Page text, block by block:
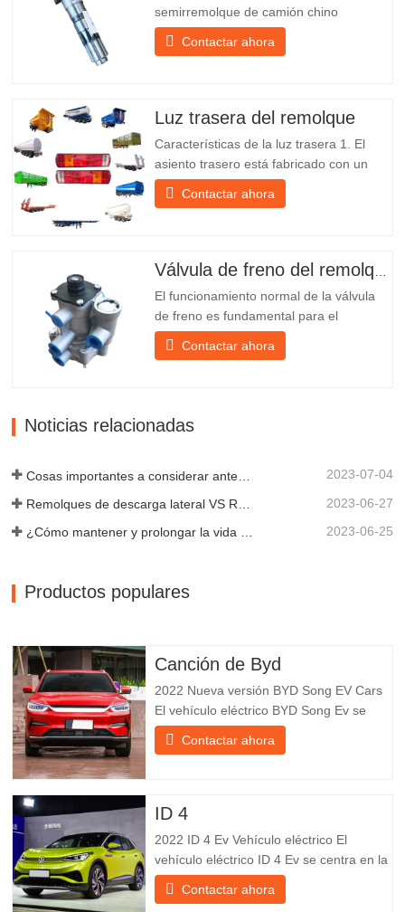
semirremolque de camión chino
PO218971, muy vendidas Presupuesto
Producto Repuestos para remolques
nosotros Chengda Group es un
fabricante chino de semirremolques con
su propia...
Contactar ahora
Luz trasera del remolque
Características de la luz trasera 1. El
asiento trasero está fabricado con un
soporte de hierro, mucho más resistente
que otros materiales. Se incluyen
hierro delante de la pantalla de la
Contactar ahora
Válvula de freno del remolque
El funcionamiento normal de la válvula
de freno es fundamental para el
estacionamiento, ya que facilita el
frenado suave del remolque. Chengda,
tipos de remolques, integrando
producción, investigación y desarrollo
Contactar ahora
Noticias relacionadas
2023-07-04
2023-06-27
¿Cómo mantener y prolongar la vida útil de los remolques de descarga final? 2023-06-25
Productos populares
Canción de Byd
2022 Nueva versión BYD Song EV Cars
El vehículo eléctrico BYD Song Ev se
centra en la experiencia del cliente y el
desarrollo de productos para satisfacer la
populares. BYD Song Ev Electric Vehicle
Contactar ahora
ID 4
2022 ID 4 Ev Vehículo eléctrico El
vehículo eléctrico ID 4 Ev se centra en la
experiencia del cliente y el desarrollo de
productos para satisfacer la demanda del
Contactar ahora